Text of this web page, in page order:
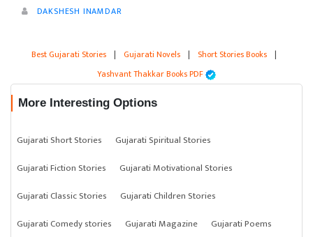
DAKSHESH INAMDAR
Best Gujarati Stories | Gujarati Novels | Short Stories Books |
Yashvant Thakkar Books PDF
More Interesting Options
Gujarati Short Stories
Gujarati Spiritual Stories
Gujarati Fiction Stories
Gujarati Motivational Stories
Gujarati Classic Stories
Gujarati Children Stories
Gujarati Comedy stories
Gujarati Magazine
Gujarati Poems